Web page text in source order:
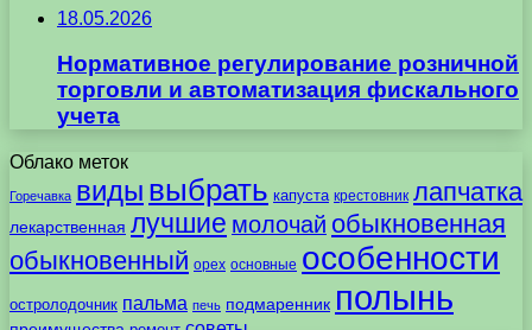
18.05.2026
Нормативное регулирование розничной
торговли и автоматизация фискального
учета
Облако меток
Горечавка виды выбрать капуста крестовник лапчатка
лекарственная лучшие молочай обыкновенная
обыкновенный орех основные особенности
остролодочник пальма печь подмаренник полынь